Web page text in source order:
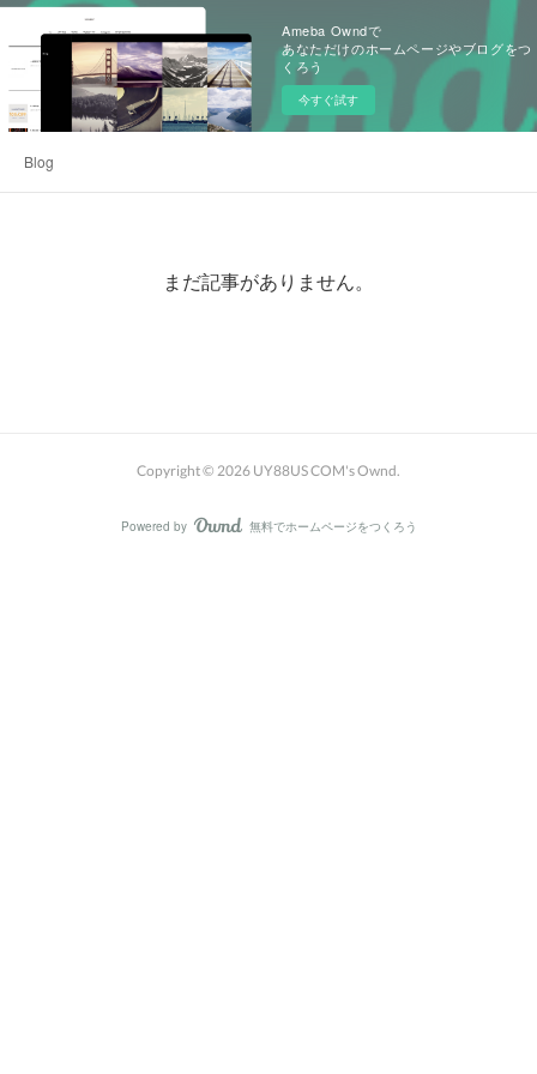
Ameba Owndで
あなただけのホームページやブログをつ
くろう
今すぐ試す
Blog
まだ記事がありません。
Copyright © 2026 UY88US COM's Ownd.
Powered by AmebaOwnd
無料でホームページをつくろう